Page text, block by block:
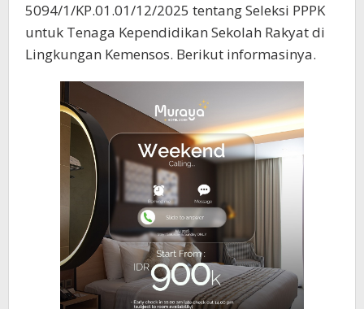
5094/1/KP.01.01/12/2025 tentang Seleksi PPPK
untuk Tenaga Kependidikan Sekolah Rakyat di
Lingkungan Kemensos. Berikut informasinya.